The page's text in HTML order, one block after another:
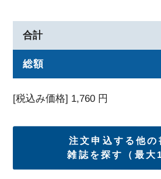
合計
総額
[税込み価格] 1,760 円
注文申込する他の
雑誌を探す（最大